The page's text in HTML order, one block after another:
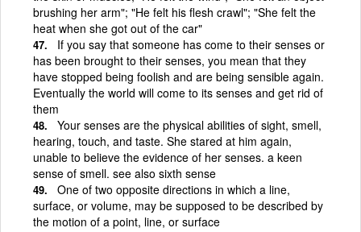
brushing her arm"; "He felt his flesh crawl"; "She felt the
heat when she got out of the car"
If you say that someone has come to their senses or
has been brought to their senses, you mean that they
have stopped being foolish and are being sensible again.
Eventually the world will come to its senses and get rid of
them
Your senses are the physical abilities of sight, smell,
hearing, touch, and taste. She stared at him again,
unable to believe the evidence of her senses. a keen
sense of smell. see also sixth sense
One of two opposite directions in which a line,
surface, or volume, may be supposed to be described by
the motion of a point, line, or surface